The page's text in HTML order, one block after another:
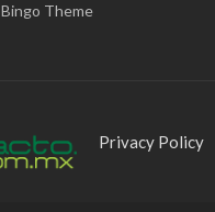
Bingo Theme
Privacy Policy